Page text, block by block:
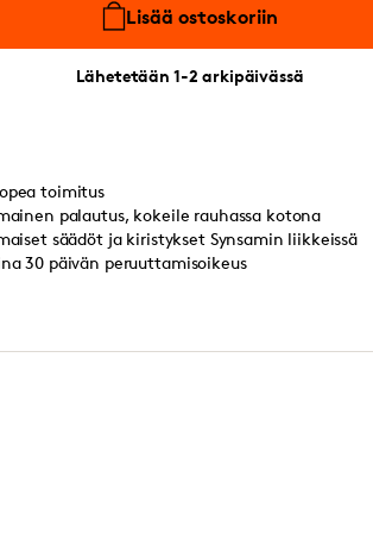
Lisää ostoskoriin
Lähetetään 1-2 arkipäivässä
toimitus
palautus, kokeile rauhassa kotona
säädöt ja kiristykset Synsamin liikkeissä
30 päivän peruuttamisoikeus